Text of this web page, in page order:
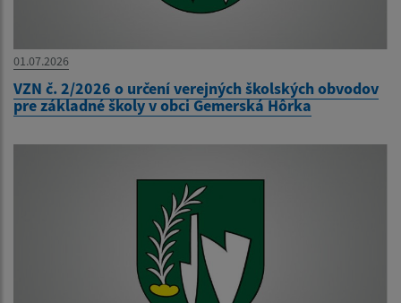
01.07.2026
VZN č. 2/2026 o určení verejných školských obvodov
pre základné školy v obci Gemerská Hôrka